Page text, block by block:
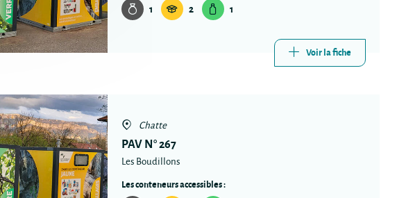
1 2 1
Voir la fiche
Chatte
PAV N° 267
Les Boudillons
Les conteneurs accessibles :